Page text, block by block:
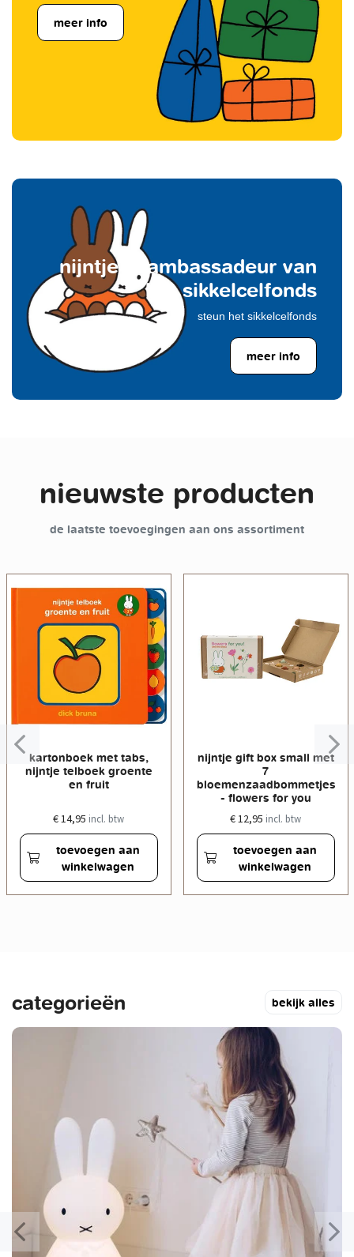
meer info
nijntje is ambassadeur van
het sikkelcelfonds
steun het sikkelcelfonds
meer info
nieuwste producten
de laatste toevoegingen aan ons assortiment
kartonboek met tabs,
nijntje telboek groente
en fruit
€ 14,95 incl. btw
toevoegen aan
winkelwagen
nijntje gift box small met
7
bloemenzaadbommetjes
- flowers for you
€ 12,95 incl. btw
toevoegen aan
winkelwagen
categorieën bekijk alles